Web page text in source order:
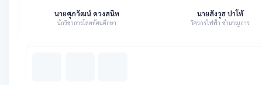
นายศุภวัฒน์ ดวงสนิท
นักวิชาการโสตทัศนศึกษา
นายสังวุธ ปาโท้
วิศวกรไฟฟ้า ชำนาญการ